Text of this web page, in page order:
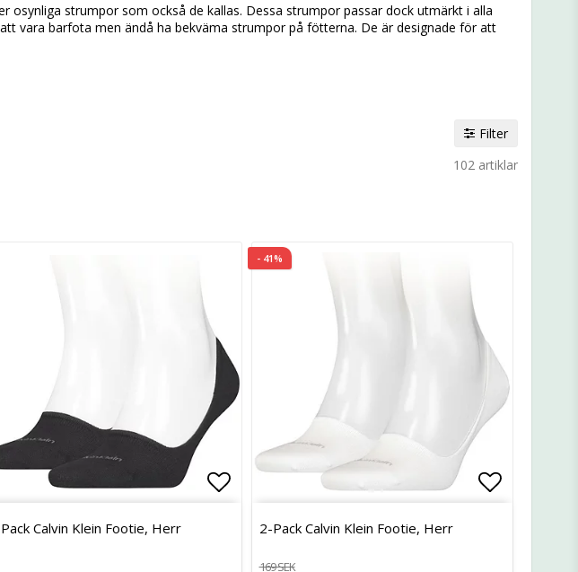
strumpor som också de kallas. Dessa strumpor passar dock utmärkt i alla
vara barfota men ändå ha bekväma strumpor på fötterna. De är designade för att
Filter
102 artiklar
till i favoritlistan Lägg till i favoritlistan
Calvin Klein Footie, Herr
- 41%
2-Pack Calvin Klein Footie, Herr
169 SEK